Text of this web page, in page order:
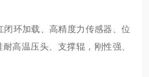
闭环加载、高精度力传感器、位
高温压头、支撑辊，刚性强、